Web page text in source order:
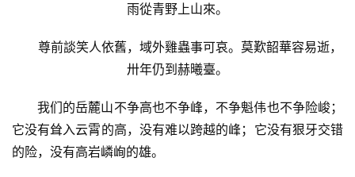
雨從青野上山來。
尊前談笑人依舊，域外雞蟲事可哀。莫歎韶華容易逝，
卅年仍到赫曦臺。
我们的岳麓山不争高也不争峰，不争魁伟也不争险峻；
它没有耸入云霄的高，没有难以跨越的峰；它没有狠牙交错
的险，没有高岩嶙峋的雄。